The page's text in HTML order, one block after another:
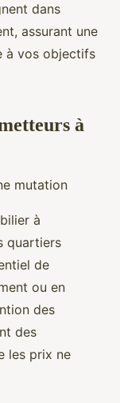
dans
assurant une
à vos objectifs
à
mutation
à
quartiers
de
ou en
des
des
les prix ne